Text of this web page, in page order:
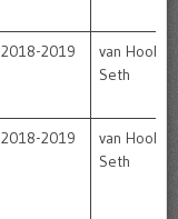
2018-2019
van
Seth
2018-2019
van
Seth